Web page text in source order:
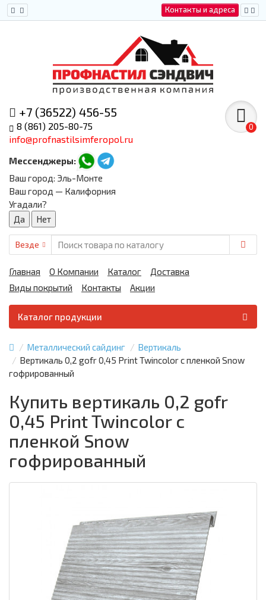
Контакты и адреса
+7 (36522) 456-55
8 (861) 205-80-75
info@profnastilsimferopol.ru
Мессенджеры:
0
Ваш город: Эль-Монте
Ваш город — Калифорния
Угадали?
Везде
Главная О Компании Каталог
Доставка
Виды покрытий
Контакты Акции
Каталог продукции
Металлический сайдинг
Вертикаль
Вертикаль 0,2 gofr 0,45 Print Twincolor с пленкой Snow
гофрированный
Купить вертикаль 0,2 gofr
0,45 Print Twincolor с
пленкой Snow
гофрированный